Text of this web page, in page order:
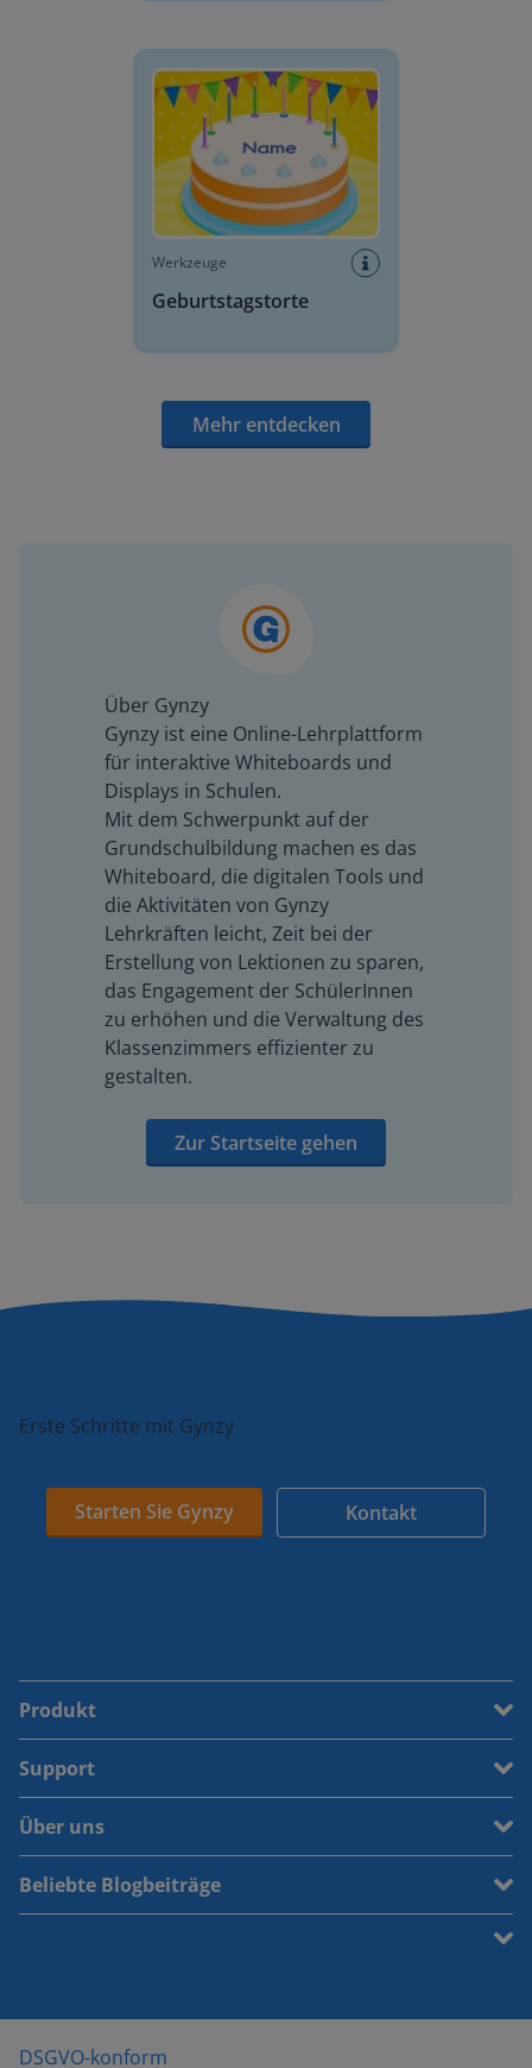
Werkzeuge
Geburtstagstorte
Mehr entdecken
Über Gynzy
Gynzy ist eine Online-Lehrplattform
für interaktive Whiteboards und
Displays in Schulen.
Mit dem Schwerpunkt auf der
Grundschulbildung machen es das
Whiteboard, die digitalen Tools und
die Aktivitäten von Gynzy
Lehrkräften leicht, Zeit bei der
Erstellung von Lektionen zu sparen,
das Engagement der SchülerInnen
zu erhöhen und die Verwaltung des
Klassenzimmers effizienter zu
gestalten.
Zur Startseite gehen
Erste Schritte mit Gynzy
Starten Sie Gynzy Kontakt
Produkt
Support
Über uns
Beliebte Blogbeiträge
DSGVO-konform